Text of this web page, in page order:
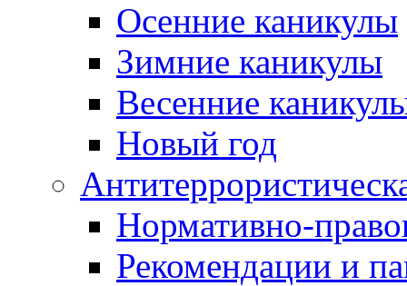
Осенние каникулы
Зимние каникулы
Весенние
Новый год
Нормативно-
Рекомендации и